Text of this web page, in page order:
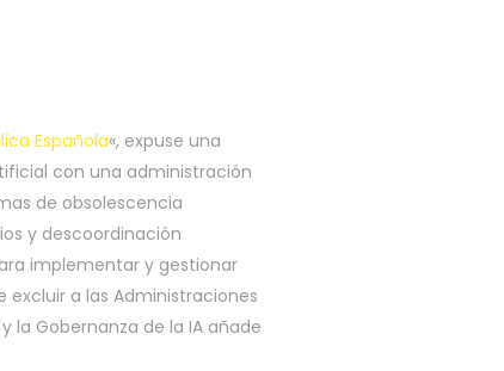
Española«, expuse una
con una administración
de obsolescencia
y descoordinación
implementar y gestionar
a las Administraciones
la Gobernanza de la IA añade